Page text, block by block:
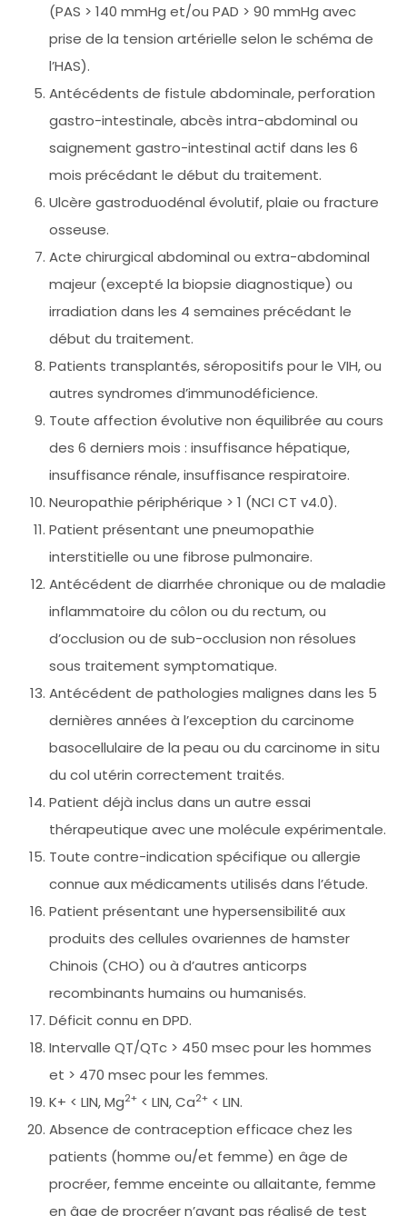
(PAS > 140 mmHg et/ou PAD > 90 mmHg avec
prise de la tension artérielle selon le schéma de
l’HAS).
Antécédents de fistule abdominale, perforation
gastro-intestinale, abcès intra-abdominal ou
saignement gastro-intestinal actif dans les 6
mois précédant le début du traitement.
Ulcère gastroduodénal évolutif, plaie ou fracture
osseuse.
Acte chirurgical abdominal ou extra-abdominal
majeur (excepté la biopsie diagnostique) ou
irradiation dans les 4 semaines précédant le
début du traitement.
Patients transplantés, séropositifs pour le VIH, ou
autres syndromes d’immunodéficience.
Toute affection évolutive non équilibrée au cours
des 6 derniers mois : insuffisance hépatique,
insuffisance rénale, insuffisance respiratoire.
Neuropathie périphérique > 1 (NCI CT v4.0).
Patient présentant une pneumopathie
interstitielle ou une fibrose pulmonaire.
Antécédent de diarrhée chronique ou de maladie
inflammatoire du côlon ou du rectum, ou
d’occlusion ou de sub-occlusion non résolues
sous traitement symptomatique.
Antécédent de pathologies malignes dans les 5
dernières années à l’exception du carcinome
basocellulaire de la peau ou du carcinome in situ
du col utérin correctement traités.
Patient déjà inclus dans un autre essai
thérapeutique avec une molécule expérimentale.
Toute contre-indication spécifique ou allergie
connue aux médicaments utilisés dans l’étude.
Patient présentant une hypersensibilité aux
produits des cellules ovariennes de hamster
Chinois (CHO) ou à d’autres anticorps
recombinants humains ou humanisés.
Déficit connu en DPD.
Intervalle QT/QTc > 450 msec pour les hommes
et > 470 msec pour les femmes.
K+ < LIN, Mg2+ < LIN, Ca2+ < LIN.
Absence de contraception efficace chez les
patients (homme ou/et femme) en âge de
procréer, femme enceinte ou allaitante, femme
en âge de procréer n’ayant pas réalisé de test